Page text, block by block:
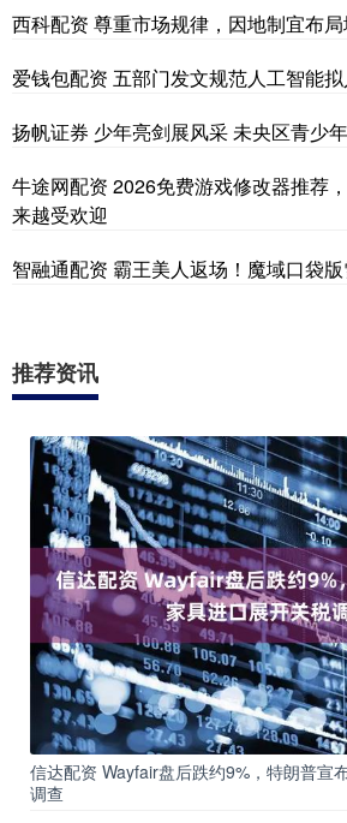
西科配资 尊重市场规律，因地制宜布
爱钱包配资 五部门发文规范人工智能
扬帆证券 少年亮剑展风采 未央区青少
牛途网配资 2026免费游戏修改器推荐
来越受欢迎
智融通配资 霸王美人返场！魔域口袋
推荐资讯
信达配资 Wayfair盘后跌约9%，特朗普宣
调查